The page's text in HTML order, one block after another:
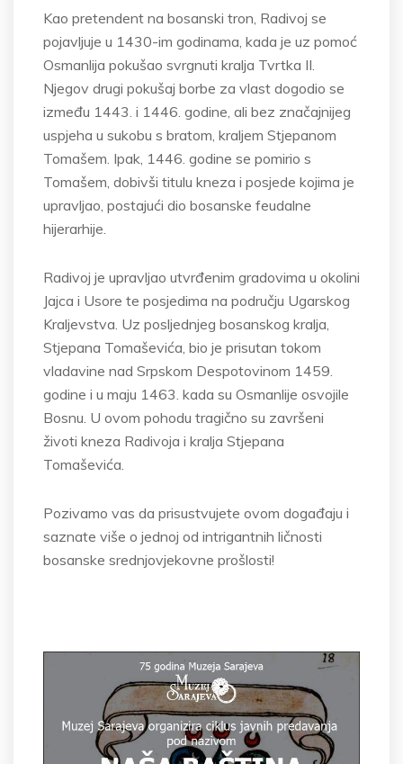
Kao pretendent na bosanski tron, Radivoj se
pojavljuje u 1430-im godinama, kada je uz pomoć
Osmanlija pokušao svrgnuti kralja Tvrtka II.
Njegov drugi pokušaj borbe za vlast dogodio se
između 1443. i 1446. godine, ali bez značajnijeg
uspjeha u sukobu s bratom, kraljem Stjepanom
Tomašem. Ipak, 1446. godine se pomirio s
Tomašem, dobivši titulu kneza i posjede kojima je
upravljao, postajući dio bosanske feudalne
hijerarhije.
Radivoj je upravljao utvrđenim gradovima u okolini
Jajca i Usore te posjedima na području Ugarskog
Kraljevstva. Uz posljednjeg bosanskog kralja,
Stjepana Tomaševića, bio je prisutan tokom
vladavine nad Srpskom Despotovinom 1459.
godine i u maju 1463. kada su Osmanlije osvojile
Bosnu. U ovom pohodu tragično su završeni
životi kneza Radivoja i kralja Stjepana
Tomaševića.
Pozivamo vas da prisustvujete ovom događaju i
saznate više o jednoj od intrigantnih ličnosti
bosanske srednjovjekovne prošlosti!